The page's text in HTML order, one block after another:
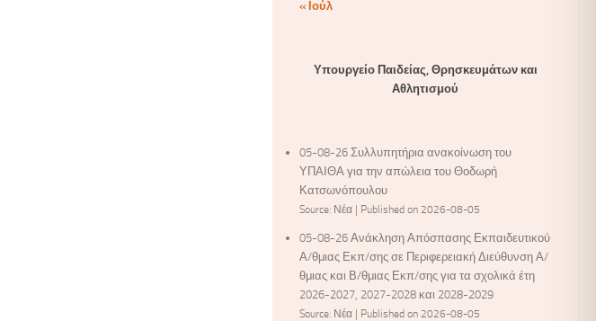
« Ιούλ
Υπουργείο Παιδείας, Θρησκευμάτων και
Αθλητισμού
05-08-26 Συλλυπητήρια ανακοίνωση του
ΥΠΑΙΘΑ για την απώλεια του Θοδωρή
Κατσωνόπουλου
Source: Νέα Published on 2026-08-05
05-08-26 Ανάκληση Απόσπασης Εκπαιδευτικού
Α/θμιας Εκπ/σης σε Περιφερειακή Διεύθυνση Α/
θμιας και Β/θμιας Εκπ/σης για τα σχολικά έτη
2026-2027, 2027-2028 και 2028-2029
Source: Νέα Published on 2026-08-05